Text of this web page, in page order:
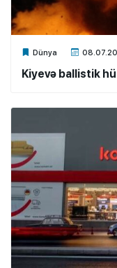
Dünya
Xalq.Online
Kiyevə ballistik